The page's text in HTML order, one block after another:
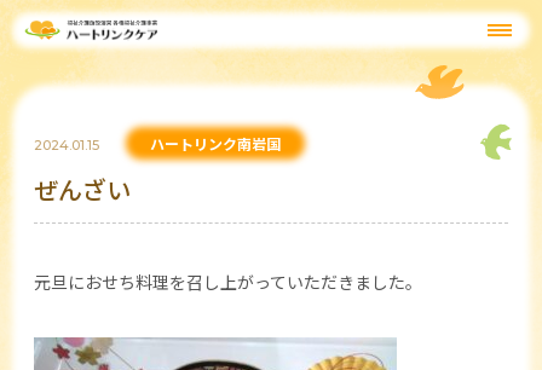
2024.01.15 ハートリンク南岩国
ぜんざい
元旦におせち料理を召し上がっていただきました。